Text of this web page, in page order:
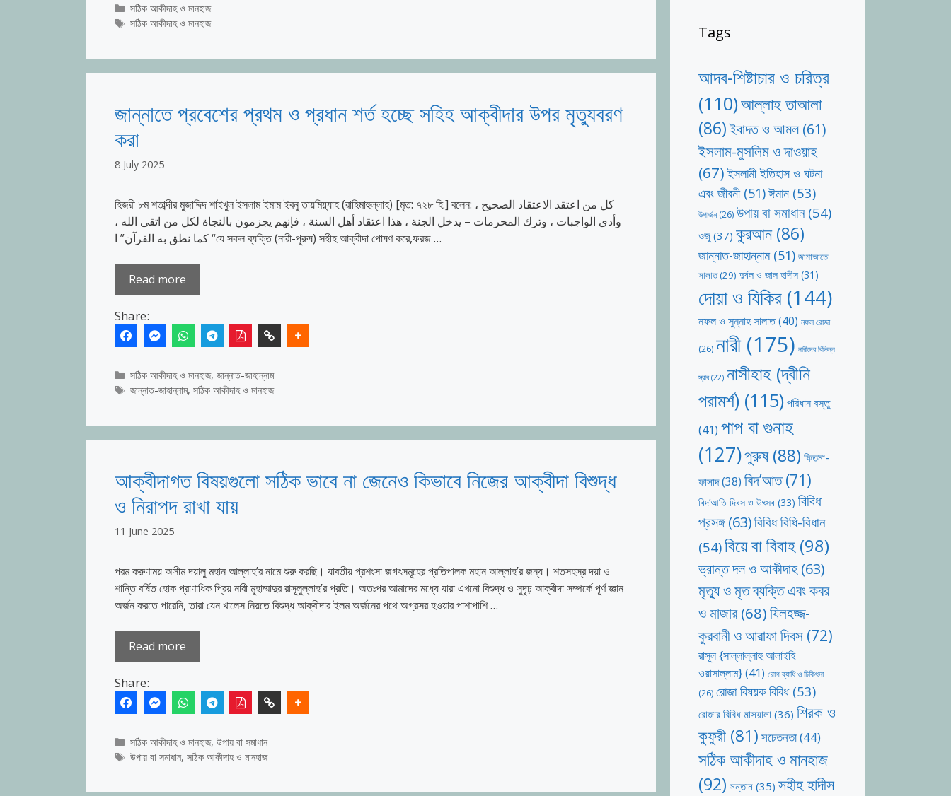
Categories
সঠিক আকীদাহ ও মানহাজ
Tags
সঠিক আকীদাহ ও মানহাজ
জান্নাতে প্রবেশের প্রথম ও প্রধান শর্ত হচ্ছে সহিহ আক্বীদার উপর মৃত্যুবরণ
করা
8 July 2025
হিজরী ৮ম শতাব্দীর মুজাদ্দিদ শাইখুল ইসলাম ইমাম ইবনু তায়মিয়্যাহ (রাহিমাহুল্লাহ) [মৃত: ৭২৮ হি.] বলেন: كل من اعتقد الاعتقاد الصحيح ،
وأدى الواجبات ، وترك المحرمات – يدخل الجنة ، هذا اعتقاد أهل السنة ، فإنهم يجزمون بالنجاة لكل من اتقى الله ،
كما نطق به القرآن” ا “যে সকল ব্যক্তি (নারী-পুরুষ) সহীহ আক্বীদা পোষণ করে,ফরজ …
Read more
Share:
Categories
সঠিক আকীদাহ ও মানহাজ, জান্নাত-জাহান্নাম
Tags
জান্নাত-জাহান্নাম, সঠিক আকীদাহ ও মানহাজ
আক্বীদাগত বিষয়গুলো সঠিক ভাবে না জেনেও কিভাবে নিজের আক্বীদা বিশুদ্ধ
ও নিরাপদ রাখা যায়
11 June 2025
পরম করুণাময় অসীম দয়ালু মহান আল্লাহ’র নামে শুরু করছি। যাবতীয় প্রশংসা জগৎসমূহের প্রতিপালক মহান আল্লাহ’র জন্য। শতসহস্র দয়া ও
শান্তি বর্ষিত হোক প্রাণাধিক প্রিয় নাবী মুহাম্মাদুর রাসূলুল্লাহ’র প্রতি। অতঃপর আমাদের মধ্যে যারা এখনো বিশুদ্ধ ও সুদৃঢ় আক্বীদা সম্পর্কে পূর্ণ জ্ঞান
অর্জন করতে পারেনি, তারা যেন খালেস নিয়তে বিশুদ্ধ আক্বীদার ইলম অর্জনের পথে অগ্রসর হওয়ার পাশাপাশি …
Read more
Share:
Categories
সঠিক আকীদাহ ও মানহাজ, উপায় বা সমাধান
Tags
উপায় বা সমাধান, সঠিক আকীদাহ ও মানহাজ
Tags
আদব-শিষ্টাচার ও চরিত্র
(110)আল্লাহ তাআলা
(86)ইবাদত ও আমল(61)
ইসলাম-মুসলিম ও দাওয়াহ
(67) ইসলামী ইতিহাস ও ঘটনা
এবং জীবনী(51)ঈমান (53)
উপার্জন(26) উপায় বা সমাধান(54)
ওজু (37) কুরআন(86)
জান্নাত-জাহান্নাম(51) জামাআতে
সালাত(29) দুর্বল ও জাল হাদীস (31)
দোয়া ও যিকির (144)
নফল ও সুন্নাহ সালাত(40) নফল রোজা
(26) নারী(175) নারীদের বিভিন্ন
স্রাব(22) নাসীহাহ (দ্বীনি
পরামর্শ) (115)পরিধান বস্তু
(41) পাপ বা গুনাহ
(127)পুরুষ(88) ফিতনা-
ফাসাদ(38) বিদ’আত(71)
বিদ’আতি দিবস ও উৎসব (33) বিবিধ
প্রসঙ্গ(63)বিবিধ বিধি-বিধান
(54)বিয়ে বা বিবাহ (98)
ভ্রান্ত দল ও আকীদাহ(63)
মৃত্যু ও মৃত ব্যক্তি এবং কবর
ও মাজার(68)যিলহজ্জ-
কুরবানী ও আরাফা দিবস (72)
রাসূল {সাল্লাল্লাহু আলাইহি
ওয়াসাল্লাম}(41) রোগ ব্যাধি ও চিকিৎসা
(26) রোজা বিষয়ক বিবিধ(53)
রোজার বিবিধ মাসয়ালা (36) শিরক ও
কুফুরী (81) সচেতনতা(44)
সঠিক আকীদাহ ও মানহাজ
(92) সন্তান (35) সহীহ হাদীস